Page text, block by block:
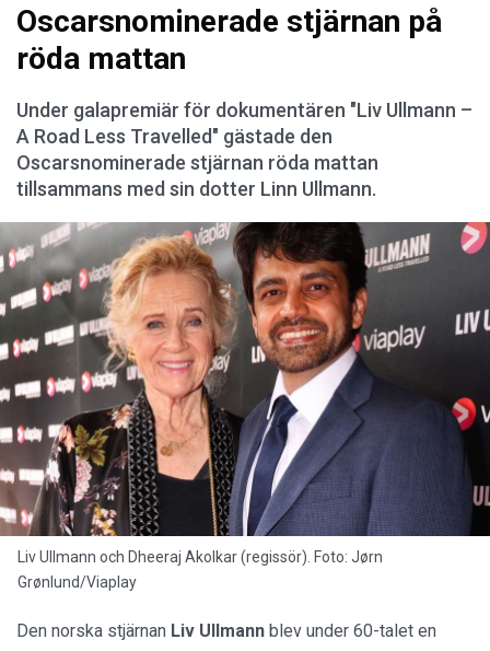
Oscarsnominerade stjärnan på
röda mattan
Under galapremiär för dokumentären "Liv Ullmann –
A Road Less Travelled" gästade den
Oscarsnominerade stjärnan röda mattan
tillsammans med sin dotter Linn Ullmann.
Liv Ullmann och Dheeraj Akolkar (regissör). Foto: Jørn
Grønlund/Viaplay
Den norska stjärnan Liv Ullmann blev under 60-talet en